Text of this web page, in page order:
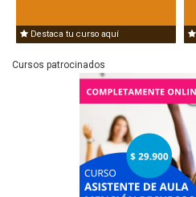
Destaca tu curso aquí
Cursos patrocinados